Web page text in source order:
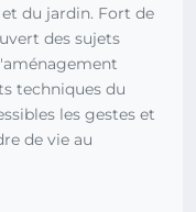
du jardin. Fort de
des sujets
techniques du
les gestes et
de vie au